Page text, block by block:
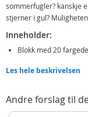
sommerfugler? kanskje
stjerner i gul?
Inneholder:
Blokk med 20
Detaljer:
Alder: fra 3 år
Les hele beskrivelsen
Andre forslag til